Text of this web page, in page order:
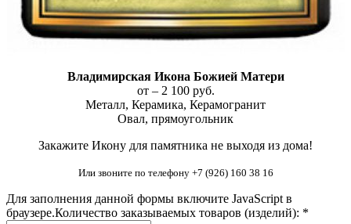
Владимирская Икона Божией Матери
от – 2 100 руб.
Металл, Керамика, Керамогранит
Овал, прямоугольник
Закажите Икону для памятника не выходя из дома!
Или звоните по телефону +7 (926) 160 38 16
Для заполнения данной формы включите JavaScript в
браузере.Количество заказываемых товаров (изделий): *